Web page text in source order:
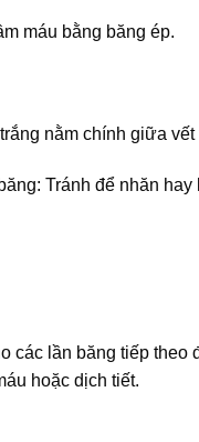
máu bằng băng ép.
nằm chính giữa
Tránh để nhăn hay
các lần băng tiếp theo
hoặc dịch tiết.